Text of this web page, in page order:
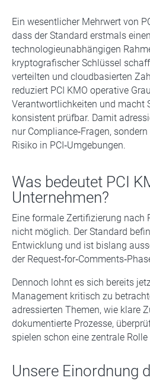
Ein wesentlicher Mehrwert von
dass der Standard erstmals
technologieunabhängigen
kryptografischer Schlüssel
verteilten und cloudbasierten
reduziert PCI KMO operative
Verantwortlichkeiten und macht
konsistent prüfbar. Damit
nur Compliance‑Fragen,
Risiko in PCI‑Umgebungen.
Was bedeutet PCI
Unternehmen?
Eine formale Zertifizierung nach
nicht möglich. Der Standard
Entwicklung und ist bislang
der
Dennoch lohnt es sich bereits
Management kritisch zu
adressierten Themen, wie klare
dokumentierte Prozesse,
spielen schon eine zentrale
Unsere Einordnung